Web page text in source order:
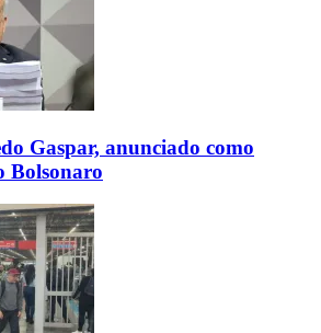
Gaspar, anunciado como
Bolsonaro